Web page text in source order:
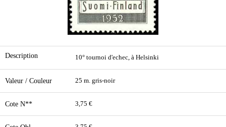
Description 10° tournoi d'echec, à Helsinki
Valeur / Couleur 25 m. gris-noir
Cote N** 3,75 €